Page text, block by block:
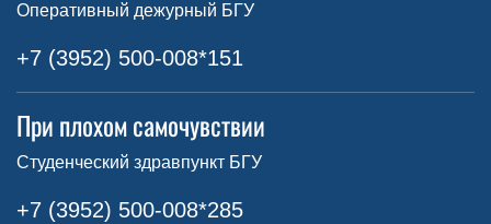
Оперативный дежурный БГУ
+7 (3952) 500-008*151
При плохом самочувствии
Студенческий здравпункт БГУ
+7 (3952) 500-008*285